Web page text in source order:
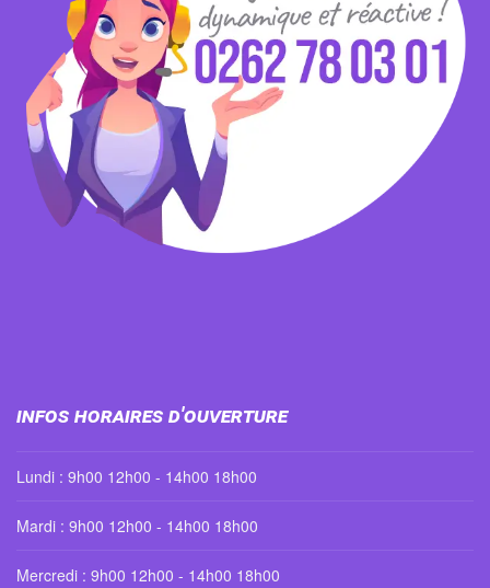
Infos horaires d'ouverture
Lundi : 9h00 12h00 - 14h00 18h00
Mardi : 9h00 12h00 - 14h00 18h00
Mercredi : 9h00 12h00 - 14h00 18h00